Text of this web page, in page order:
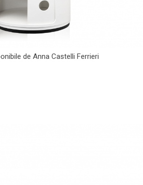
de Anna Castelli Ferrieri